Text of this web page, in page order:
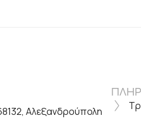
Αλεξανδρούπολη